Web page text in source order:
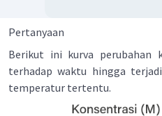
Pertanyaan
Berikut ini kurva perubahan
terhadap waktu hingga
temperatur tertentu.